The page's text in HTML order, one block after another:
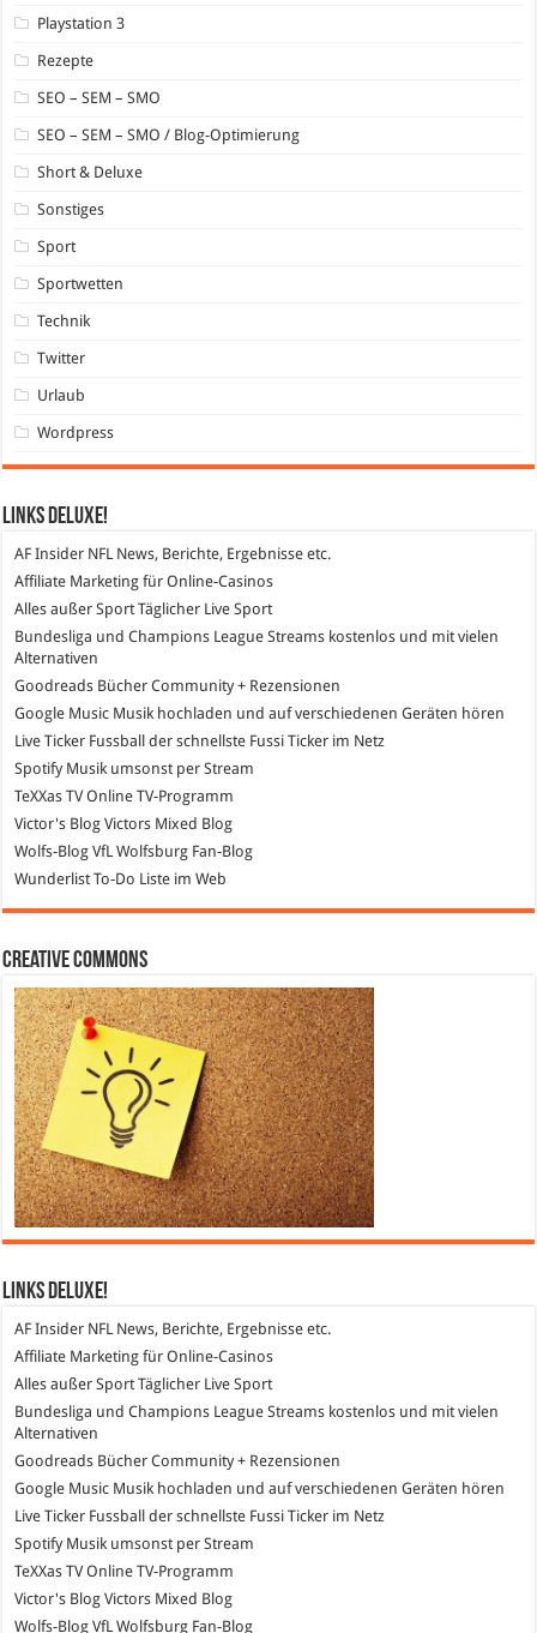
Playstation 3
Rezepte
SEO – SEM – SMO
SEO – SEM – SMO / Blog-Optimierung
Short & Deluxe
Sonstiges
Sport
Sportwetten
Technik
Twitter
Urlaub
Wordpress
Links DeLuXe!
AF Insider NFL News, Berichte, Ergebnisse etc.
Affiliate Marketing für Online-Casinos
Alles außer SportTäglicher Live Sport
Bundesliga und Champions League Streams kostenlos und mit vielen
Alternativen
Goodreads Bücher Community + Rezensionen
Google Music Musik hochladen und auf verschiedenen Geräten hören
Live Ticker Fussball
der schnellste Fussi Ticker im Netz
SpotifyMusik umsonst per Stream
TeXXas TVOnline TV-Programm
Victor's Blog Victors Mixed Blog
Wolfs-Blog VfL Wolfsburg Fan-Blog
WunderlistTo-Do Liste im Web
Creative Commons
Links DeLuXe!
AF Insider NFL News, Berichte, Ergebnisse etc.
Affiliate Marketing für Online-Casinos
Alles außer Sport Täglicher Live Sport
Bundesliga und Champions League Streams kostenlos und mit vielen
Alternativen
Goodreads Bücher Community + Rezensionen
Google Music Musik hochladen und auf verschiedenen Geräten hören
Live Ticker Fussball
der schnellste Fussi Ticker im Netz
SpotifyMusik umsonst per Stream
TeXXas TVOnline TV-Programm
Victor's Blog Victors Mixed Blog
Wolfs-Blog VfL Wolfsburg Fan-Blog